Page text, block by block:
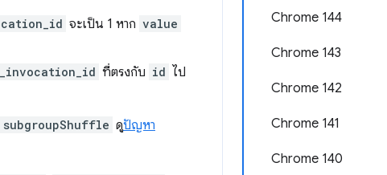
Chrome 144
Chrome 143
Chrome 142
Chrome 141
Chrome 140
จะเป็น 1 หาก value
ที่ตรงกับ id ไป
subgroupShuffle ดูปัญหา